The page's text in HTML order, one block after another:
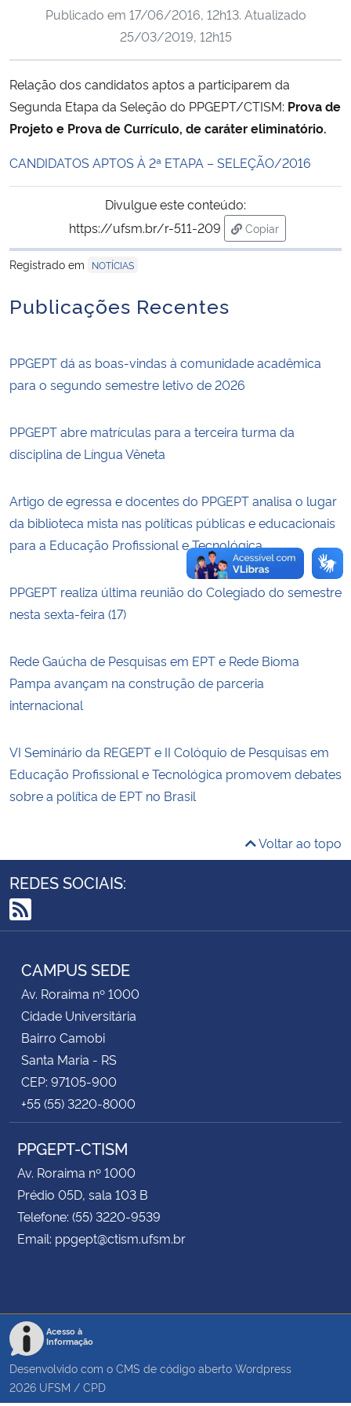
Ministério da Cidadania
Ministério de Minas e Energia
Ministério da Ciência, Tecnologia, Inovações e Comunicações
Ministério do Turismo
Ministério do Desenvolvimento Regional
Controladoria-Geral da União
Secretaria-Geral
Secretaria de Governo
Advocacia-Geral da União
Banco Central do Brasil
Planalto
Publicado em 17/06/2016, 12h13. Atualizado
25/03/2019, 12h15
Relação dos candidatos aptos a participarem da
Segunda Etapa da Seleção do PPGEPT/CTISM: Prova de
Projeto e Prova de Currículo, de caráter eliminatório.
CANDIDATOS APTOS À 2ª ETAPA – SELEÇÃO/2016
Divulgue este conteúdo:
https://ufsm.br/r-511-209
Copiar
para área de
Registrado em
NOTÍCIAS
Publicações Recentes
PPGEPT dá as boas-vindas à comunidade acadêmica
para o segundo semestre letivo de 2026
PPGEPT abre matrículas para a terceira turma da
disciplina de Língua Vêneta
Artigo de egressa e docentes do PPGEPT analisa o lugar
da biblioteca mista nas políticas públicas e educacionais
para a Educação Profissional e Tecnológica
PPGEPT realiza última reunião do Colegiado do semestre
nesta sexta-feira (17)
Rede Gaúcha de Pesquisas em EPT e Rede Bioma
Pampa avançam na construção de parceria
internacional
VI Seminário da REGEPT e II Colóquio de Pesquisas em
Educação Profissional e Tecnológica promovem debates
sobre a política de EPT no Brasil
Voltar ao topo
REDES SOCIAIS:
RSS
CAMPUS SEDE
Av. Roraima nº 1000
Cidade Universitária
Bairro Camobi
Santa Maria - RS
CEP: 97105-900
+55 (55) 3220-8000
PPGEPT-CTISM
Av. Roraima nº 1000
Prédio 05D, sala 103 B
Telefone: (55) 3220-9539
Email: ppgept@ctism.ufsm.br
Acesso à
Informação
Desenvolvido com o CMS de código aberto Wordpress
2026 UFSM / CPD